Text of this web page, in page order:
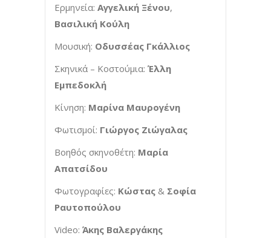
Ερμηνεία: Αγγελική Ξένου,
Βασιλική Κούλη
Μουσική: Οδυσσέας Γκάλλιος
Σκηνικά – Κοστούμια: Έλλη
Εμπεδοκλή
Κίνηση: Μαρίνα Μαυρογένη
Φωτισμοί: Γιώργος Ζιώγαλας
Βοηθός σκηνοθέτη: Μαρία
Απατσίδου
Φωτογραφίες: Κώστας & Σοφία
Ραυτοπούλου
Video: Άκης Βαλεργάκης